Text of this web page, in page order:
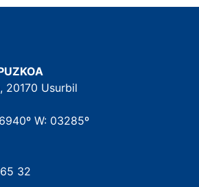
20170 Usurbil
W: 03285º
32